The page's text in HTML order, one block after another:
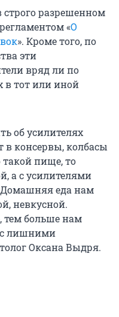
разрешенном
«О
». Кроме того, по
эти
вряд ли по
в тот или иной
об усилителях
в консервы, колбасы
такой пище, то
а с усилителями
Домашняя еда нам
невкусной.
тем больше нам
с лишними
Оксана Выдря.